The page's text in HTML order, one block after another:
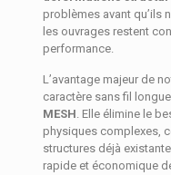
problèmes avant qu’ils
les ouvrages restent
performance.
L’avantage majeur de
caractère sans fil
MESH . Elle élimine le
physiques complexes,
structures déjà
rapide et économique